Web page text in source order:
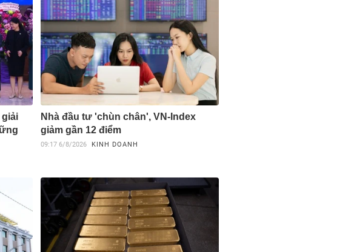
giải
Nhà đầu tư 'chùn chân', VN-Index
giảm gần 12 điểm
09:17 6/8/2026 KINH DOANH